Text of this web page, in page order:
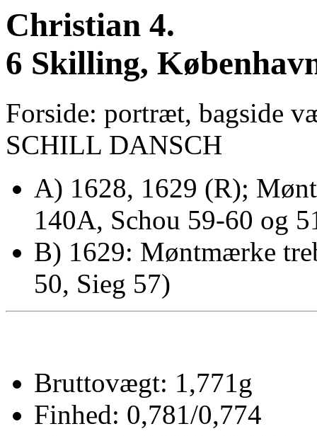
Christian 4.
6 Skilling,
Forside: portræt, bagside
SCHILL DANSCH
A) 1628, 1629 (R);
140A, Schou 59-60 og
B) 1629: Møntmærke
50, Sieg 57)
Bruttovægt: 1,771g
Finhed: 0,781/0,774